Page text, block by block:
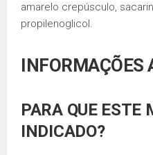
amarelo crepúsculo,
propilenoglicol.
INFORMAÇÕES
PARA QUE ESTE
INDICADO?